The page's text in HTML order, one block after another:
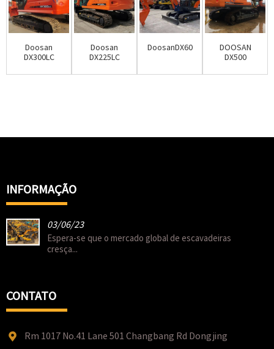
Doosan
DX300LC
Doosan
DX225LC
DoosanDX60
DOOSAN
DX500
INFORMAÇÃO
03/06/23
Espera-se que o mercado global de escavadeiras
cresça...
CONTATO
Rm 1017 No.41 Lane 501 Changbang Rd Dongjing